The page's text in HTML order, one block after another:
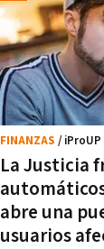
La Justicia
abre una
usuarios
FINANZAS / iProUP